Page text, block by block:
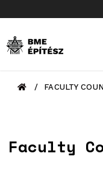
/ FACULTY
Faculty